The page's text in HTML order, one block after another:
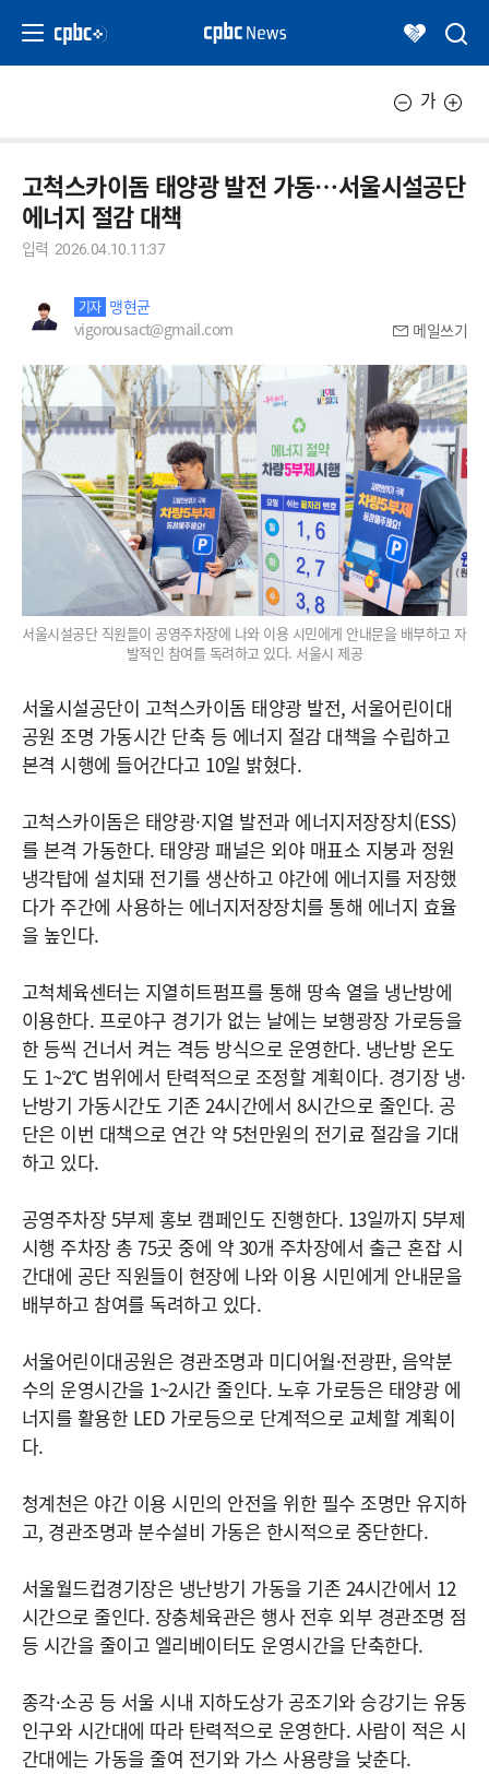
가
고척스카이돔 태양광 발전 가동…서울시설공단
에너지 절감 대책
입력 2026.04.10.11:37
기자 맹현균
vigorousact@gmail.com
메일쓰기
서울시설공단 직원들이 공영주차장에 나와 이용 시민에게 안내문을 배부하고 자
발적인 참여를 독려하고 있다. 서울시 제공
서울시설공단이 고척스카이돔 태양광 발전, 서울어린이대
공원 조명 가동시간 단축 등 에너지 절감 대책을 수립하고
본격 시행에 들어간다고 10일 밝혔다.
고척스카이돔은 태양광·지열 발전과 에너지저장장치(ESS)
를 본격 가동한다. 태양광 패널은 외야 매표소 지붕과 정원
냉각탑에 설치돼 전기를 생산하고 야간에 에너지를 저장했
다가 주간에 사용하는 에너지저장장치를 통해 에너지 효율
을 높인다.
고척체육센터는 지열히트펌프를 통해 땅속 열을 냉난방에
이용한다. 프로야구 경기가 없는 날에는 보행광장 가로등을
한 등씩 건너서 켜는 격등 방식으로 운영한다. 냉난방 온도
도 1~2℃ 범위에서 탄력적으로 조정할 계획이다. 경기장 냉·
난방기 가동시간도 기존 24시간에서 8시간으로 줄인다. 공
단은 이번 대책으로 연간 약 5천만원의 전기료 절감을 기대
하고 있다.
공영주차장 5부제 홍보 캠페인도 진행한다. 13일까지 5부제
시행 주차장 총 75곳 중에 약 30개 주차장에서 출근 혼잡 시
간대에 공단 직원들이 현장에 나와 이용 시민에게 안내문을
배부하고 참여를 독려하고 있다.
서울어린이대공원은 경관조명과 미디어월·전광판, 음악분
수의 운영시간을 1~2시간 줄인다. 노후 가로등은 태양광 에
너지를 활용한 LED 가로등으로 단계적으로 교체할 계획이
다.
청계천은 야간 이용 시민의 안전을 위한 필수 조명만 유지하
고, 경관조명과 분수설비 가동은 한시적으로 중단한다.
서울월드컵경기장은 냉난방기 가동을 기존 24시간에서 12
시간으로 줄인다. 장충체육관은 행사 전후 외부 경관조명 점
등 시간을 줄이고 엘리베이터도 운영시간을 단축한다.
종각·소공 등 서울 시내 지하도상가 공조기와 승강기는 유동
인구와 시간대에 따라 탄력적으로 운영한다. 사람이 적은 시
간대에는 가동을 줄여 전기와 가스 사용량을 낮춘다.